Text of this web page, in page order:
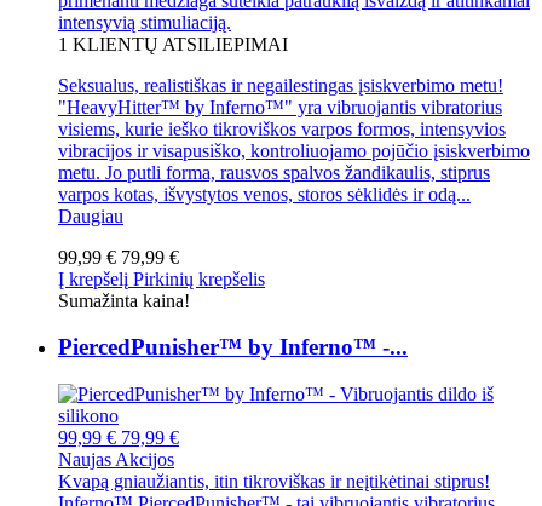
intensyvią stimuliaciją.
1 KLIENTŲ ATSILIEPIMAI
Seksualus, realistiškas ir negailestingas įsiskverbimo metu!
"HeavyHitter™ by Inferno™" yra vibruojantis vibratorius
visiems, kurie ieško tikroviškos varpos formos, intensyvios
vibracijos ir visapusiško, kontroliuojamo pojūčio įsiskverbimo
metu. Jo putli forma, rausvos spalvos žandikaulis, stiprus
varpos kotas, išvystytos venos, storos sėklidės ir odą...
Daugiau
99,99 € 79,99 €
Į krepšelį Pirkinių krepšelis
Sumažinta kaina!
PiercedPunisher™ by Inferno™ -...
99,99 € 79,99 €
Naujas Akcijos
Kvapą gniaužiantis, itin tikroviškas ir neįtikėtinai stiprus!